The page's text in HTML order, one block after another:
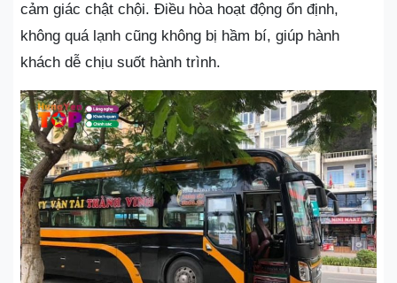
cảm giác chật chội. Điều hòa hoạt động ổn định,
không quá lạnh cũng không bị hầm bí, giúp hành
khách dễ chịu suốt hành trình.